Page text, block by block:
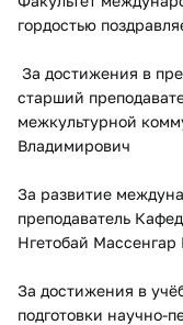
гордостью
За достижения в
старший
межкультурной
Владимирович
За развитие
преподаватель
Нгетобай Массенгар
За достижения в
подготовки научно-